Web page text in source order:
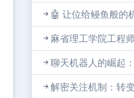
🤖 让位给鳗鱼般的
麻省理工学院工程
聊天机器人的崛起
解密关注机制：转